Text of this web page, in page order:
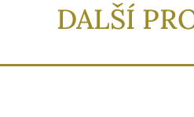
DALŠÍ